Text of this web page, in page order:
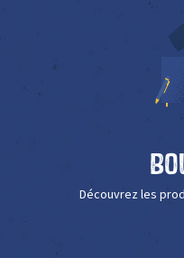
Découvrez les